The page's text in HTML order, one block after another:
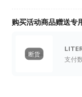
购买活动商品赠送专
断货
支付